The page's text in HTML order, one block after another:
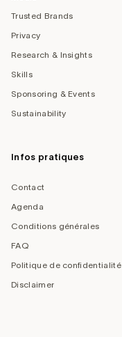
Trusted Brands
Privacy
Research & Insights
Skills
Sponsoring & Events
Sustainability
Infos pratiques
Contact
Agenda
Conditions générales
FAQ
Politique de confidentialité
Disclaimer